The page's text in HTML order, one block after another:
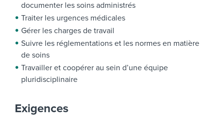
documenter les soins administrés
Traiter les urgences médicales
Gérer les charges de travail
Suivre les réglementations et les normes en matière
de soins
Travailler et coopérer au sein d’une équipe
pluridisciplinaire
Exigences